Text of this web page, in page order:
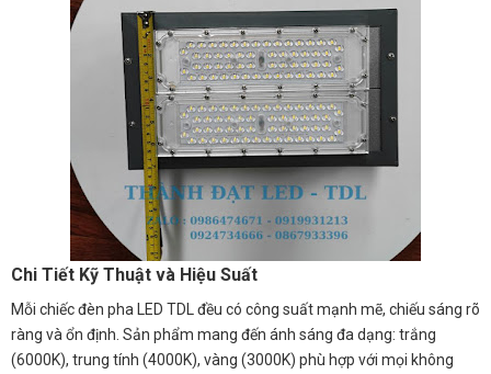
Chi Tiết Kỹ Thuật và Hiệu Suất
Mỗi chiếc đèn pha LED TDL đều có công suất mạnh mẽ, chiếu sáng rõ
ràng và ổn định. Sản phẩm mang đến ánh sáng đa dạng: trắng
(6000K), trung tính (4000K), vàng (3000K) phù hợp với mọi không